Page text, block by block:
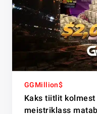
GGMillion$
Kaks tiitlit
meistriklass